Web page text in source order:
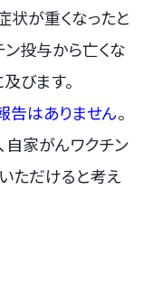
状が重くなったと
投与から亡くな
びます。
告はありません。
自家がんワクチン
ただけると考え